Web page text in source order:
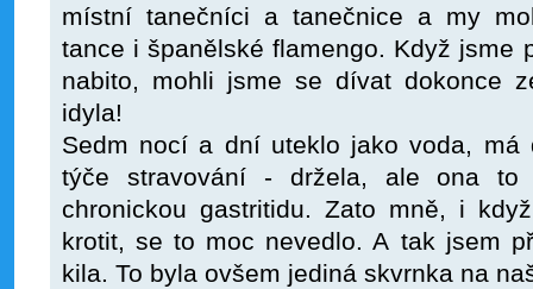
místní tanečníci a tanečnice a my
tance i španělské flamengo. Když jsme
nabito, mohli jsme se dívat dokonce
idyla!
Sedm nocí a dní uteklo jako voda,
týče stravování - držela, ale ona to
chronickou gastritidu. Zato mně, i
krotit, se to moc nevedlo. A tak jsem
kila. To byla ovšem jediná skvrnka na